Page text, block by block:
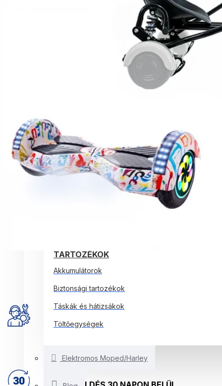
Városi Elektromos Járművek
Nagy Teherszállító Járművek
ELEKTROMOS ROBOGÓK
Moped/Elektromos Harley
Sur-Ron Motorkerékpárok
ELEKTROMOS ROLLEREK
ELEKTROMOS KERÉKPÁROK
TARTOZÉKOK
Akkumulátorok
Biztonsági tartozékok
Táskák és hátizsákok
Töltőegységek
Elektromos Moped/Harley
EV-DOCTOR MŰHELY